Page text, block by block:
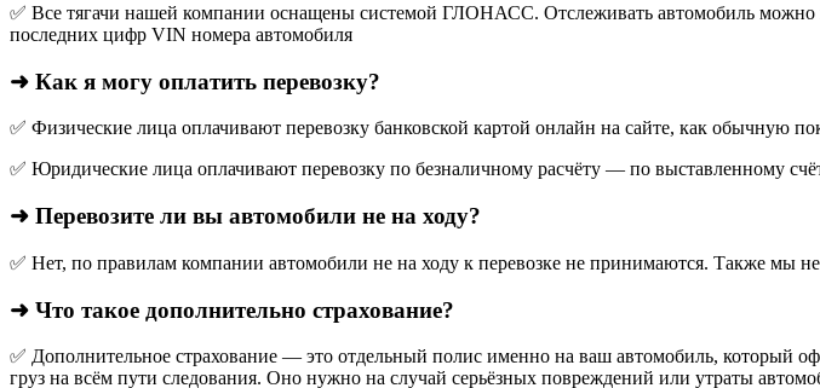
✅ Все тягачи нашей компании оснащены системой ГЛОНАСС. Отслеживать автомобиль можно
последних цифр VIN номера автомобиля
➜ Как я могу оплатить перевозку?
✅ Физические лица оплачивают перевозку банковской картой онлайн на сайте, как обычную
✅ Юридические лица оплачивают перевозку по безналичному расчёту — по выставленному
➜ Перевозите ли вы автомобили не на ходу?
✅ Нет, по правилам компании автомобили не на ходу к перевозке не принимаются. Также мы
➜ Что такое дополнительно страхование?
✅ Дополнительное страхование — это отдельный полис именно на ваш автомобиль, который
груз на всём пути следования. Оно нужно на случай серьёзных повреждений или утраты